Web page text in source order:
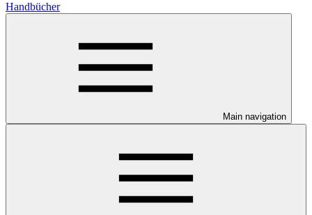
Handbücher
Main navigation